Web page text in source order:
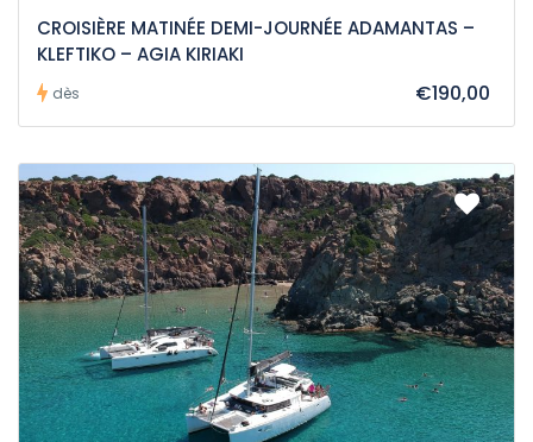
CROISIÈRE MATINÉE DEMI-JOURNÉE ADAMANTAS –
KLEFTIKO – AGIA KIRIAKI
dès €190,00